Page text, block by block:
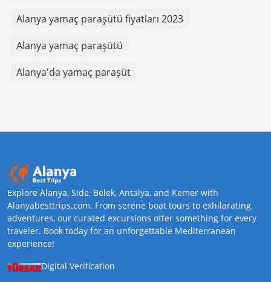
Alanya yamaç paraşütü fiyatları 2023
Alanya yamaç paraşütü
Alanya'da yamaç paraşüt
Explore Alanya, Side, Belek, Antalya, and Kemer with
Alanyabesttrips.com. From serene boat tours to exhilarating
adventures, our curated excursions offer something for every
traveler. Book today for an unforgettable Mediterranean
experience!
Digital Verification